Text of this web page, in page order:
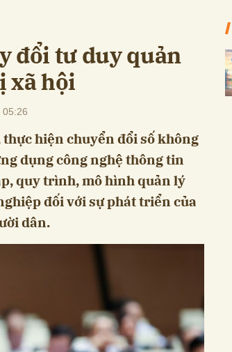
đổi tư duy quản
xã hội
05:26
hiện chuyển đổi số không
dụng công nghệ thông tin
quy trình, mô hình quản lý
đối với sự phát triển của
dân.